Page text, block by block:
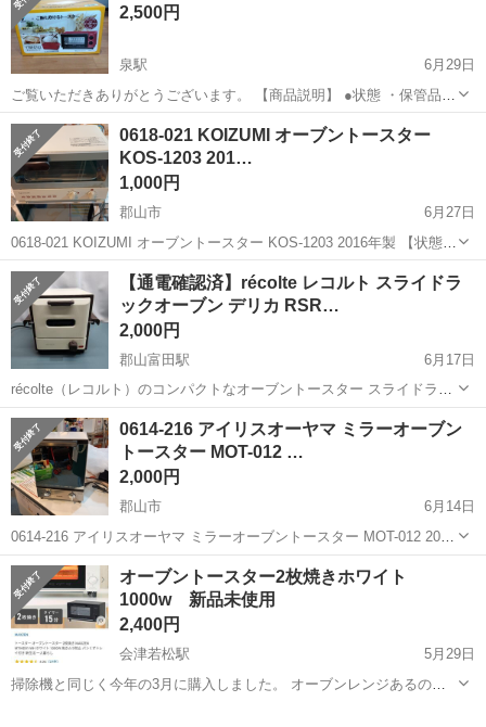
気の工場のお仕事 ◇医療機...
2,500円
泉駅
6月29日
ご覧いただきありがとうございます。 【商品説明】 ●状態 ・保管品
・未開封 山善 ご飯も炊けるトースター☆ 【商品情報】 ・サイズ…画
像参照ください ・重さ… 【特筆事項】 箱に保管...
福島 いわき市
0618-021 KOIZUMI オーブントースター
KOS-1203 201…
1,000円
郡山市
6月27日
0618-021 KOIZUMI オーブントースター KOS-1203 2016年製 【状態】
・使用に伴う多少のスレ、キズ、落としきれない汚れなどございます
・詳細は現地でご確認ください ・お値引きは出来か...
福島 郡山市 キッチン家電
【通電確認済】récolte レコルト スライドラ
ックオーブン デリカ RSR…
2,000円
郡山富田駅
6月17日
récolte（レコルト）のコンパクトなオーブントースター スライドラッ
クオーブン デリカ RSR-1です。 省スペースで置きやすく、レトロ調
のホワイト×ブラウンカラーがおしゃれなデザインです。 取り外し可
能なスライドラック...
福島 郡山市 郡山富田駅 キッチン家電
0614-216 アイリスオーヤマ ミラーオーブン
トースター MOT-012 …
2,000円
郡山市
6月14日
0614-216 アイリスオーヤマ ミラーオーブントースター MOT-012 2018
年製 【状態】 ・使用頻度の少ない美品です ・詳細は現地でご確認く
ださい ・お値引きは出来かねますのでご了承願います ※...
福島 郡山市 キッチン家電
オーブントースター2枚焼きホワイト
1000w 新品未使用
2,400円
会津若松駅
5月29日
掃除機と同じく今年の3月に購入しました。 オーブンレンジあるので